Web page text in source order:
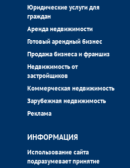
Юридические услуги для
граждан
Аренда недвижимости
Готовый арендный бизнес
Продажа бизнеса и франшиз
Недвижимость от
застройщиков
Коммерческая недвижимость
Зарубежная недвижимость
Реклама
ИНФОРМАЦИЯ
Использование сайта
подразумевает принятие